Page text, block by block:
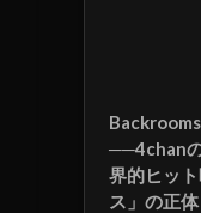
──4chan
界的ヒッ
ス」の正体